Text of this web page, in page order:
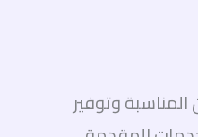
وتوفير